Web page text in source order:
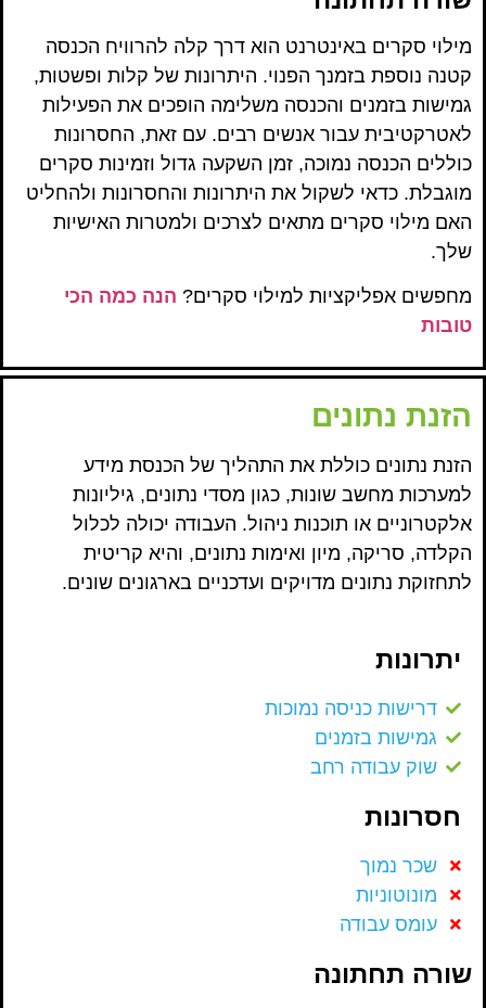
מילוי סקרים באינטרנט הוא דרך קלה להרוויח הכנסה
קטנה נוספת בזמנך הפנוי. היתרונות של קלות ופשטות,
גמישות בזמנים והכנסה משלימה הופכים את הפעילות
לאטרקטיבית עבור אנשים רבים. עם זאת, החסרונות
כוללים הכנסה נמוכה, זמן השקעה גדול וזמינות סקרים
מוגבלת. כדאי לשקול את היתרונות והחסרונות ולהחליט
האם מילוי סקרים מתאים לצרכים ולמטרות האישיות
שלך.
מחפשים אפליקציות למילוי סקרים? הנה כמה הכי
טובות
הזנת נתונים
הזנת נתונים כוללת את התהליך של הכנסת מידע
למערכות מחשב שונות, כגון מסדי נתונים, גיליונות
אלקטרוניים או תוכנות ניהול. העבודה יכולה לכלול
הקלדה, סריקה, מיון ואימות נתונים, והיא קריטית
לתחזוקת נתונים מדויקים ועדכניים בארגונים שונים.
יתרונות
דרישות כניסה נמוכות
גמישות בזמנים
שוק עבודה רחב
חסרונות
שכר נמוך
מונוטוניות
עומס עבודה
שורה תחתונה